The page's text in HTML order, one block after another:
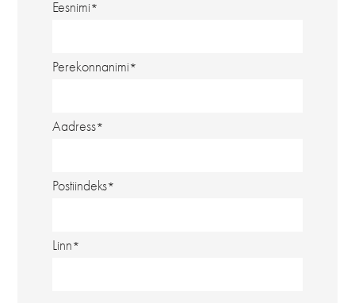
Eesnimi
Perekonnanimi
Aadress
Postiindeks
Linn